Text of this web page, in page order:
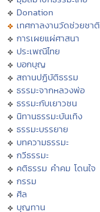
Donation
เทศกาลงานวัดช่วยชาติ
การเผยแผ่ศาสนา
ประเพณีไทย
บอกบุญ
สถานปฏิบัติธรรม
ธรรมะจากหลวงพ่อ
ธรรมะกับเยาวชน
นิทานธรรมะบันเทิง
ธรรมะบรรยาย
บทความธรรมะ
กวีธรรมะ
คติธรรม คำคม โดนใจ
กรรม
ศีล
บุญทาน